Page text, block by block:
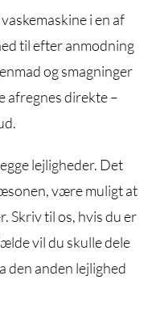
i en af
til efter anmodning
og smagninger
afregnes direkte –
lejligheder. Det
være muligt at
Skriv til os, hvis du er
vil du skulle dele
den anden lejlighed